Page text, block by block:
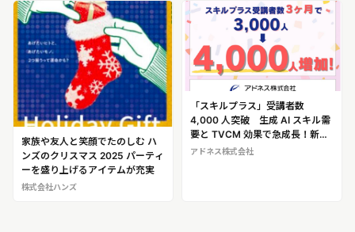
家族や友人と笑顔でたのしむ ハ
ンズのクリスマス 2025 パーティ
ーを盛り上げるアイテムが充実
株式会社ハンズ
「スキルプラス」受講者数
4,000 人突破 生成 AI スキル需
要と TVCM 効果で急成長！新サ
ポート体制で、社会人の“スキル
アドネス株式会社